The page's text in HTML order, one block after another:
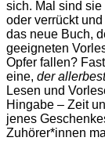
sich. Mal sind
oder verrückt
das neue Buch,
geeigneten
Opfer fallen?
eine, der
Lesen und
Hingabe – Zeit
jenes
Zuhörer*innen